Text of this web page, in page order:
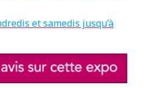
et samedis jusqu’à